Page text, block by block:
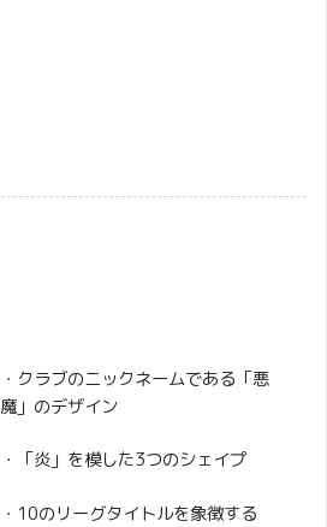
・クラブのニックネームである「悪
魔」のデザイン
・「炎」を模した3つのシェイプ
・10のリーグタイトルを象徴する